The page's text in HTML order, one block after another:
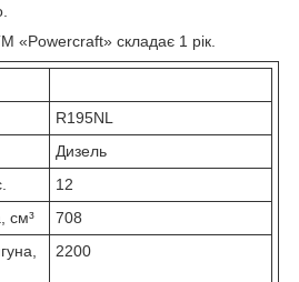
«Powercraft» складає 1 рік.
R195NL
Дизель
12
см³
708
2200